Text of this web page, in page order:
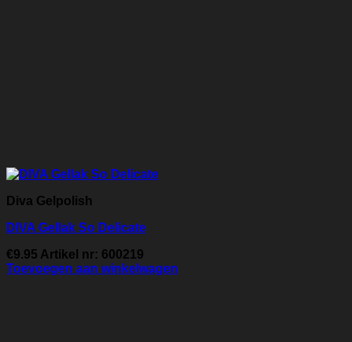
Diva Gelpolish
DIVA Gellak So Delicate
€9.95 Artikel nr: 600219
Toevoegen aan winkelwagen